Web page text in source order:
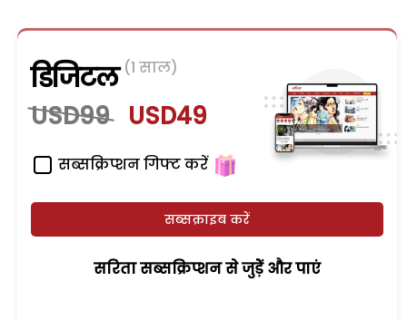
डिजिटल (1 साल)
USD99 USD49
सब्सक्रिप्शन गिफ्ट करें
सब्सक्राइब करें
सरिता सब्सक्रिप्शन से जुड़ेें और पाएं